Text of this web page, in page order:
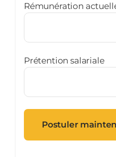
Rémunération
Prétention salariale
Postuler